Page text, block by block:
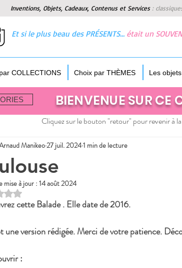
Inventions, Objets, Cadeaux, Contenus et Services :
Et si le plus beau des PRÉSENTS… était un
COLLECTIONS Choix par THÈMES Les
BIENVENUE SUR CE
Cliquez sur le bouton "retour" pour revenir à
Manikeo27 juil. 20241 min de lecture
mise à jour : 14 août 2024
NaN étoiles sur 5.
cette Balade . Elle date de 2016.
une version rédigée. Merci de votre patience.
: